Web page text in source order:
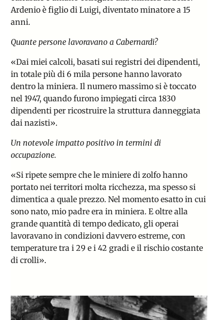
Ardenio è figlio di Luigi, diventato minatore a 15
anni.
Quante persone lavoravano a Cabernardi?
«Dai miei calcoli, basati sui registri dei dipendenti,
in totale più di 6 mila persone hanno lavorato
dentro la miniera. Il numero massimo si è toccato
nel 1947, quando furono impiegati circa 1830
dipendenti per ricostruire la struttura danneggiata
dai nazisti».
Un notevole impatto positivo in termini di
occupazione.
«Si ripete sempre che le miniere di zolfo hanno
portato nei territori molta ricchezza, ma spesso si
dimentica a quale prezzo. Nel momento esatto in cui
sono nato, mio padre era in miniera. E oltre alla
grande quantità di tempo dedicato, gli operai
lavoravano in condizioni davvero estreme, con
temperature tra i 29 e i 42 gradi e il rischio costante
di crolli».